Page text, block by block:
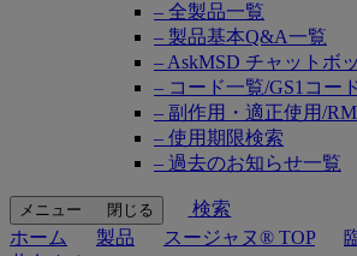
– 全製品一覧
– 製品基本Q&A一覧
– AskMSD チャットボ
– コード一覧/GS1コー
– 副作用・適正使用/
– 使用期限検索
– 過去のお知らせ一覧
メニュー 閉じる
検索
ホーム
製品 スージャヌ® TOP